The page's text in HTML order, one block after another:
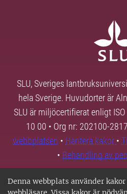
Denna webbplats använder
SLU, Sveriges
hela Sverige. Huvudorter är
SLU är miljöcertifierat enligt
10 00 • Org nr: 202100-
webbplatsen • Hantera kakor •
• Behandling av